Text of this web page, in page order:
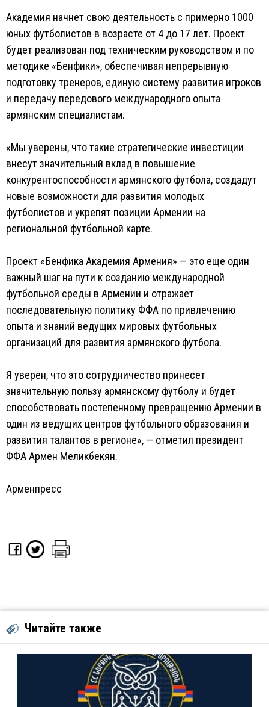
Академия начнет свою деятельность с примерно 1000
юных футболистов в возрасте от 4 до 17 лет. Проект
будет реализован под техническим руководством и по
методике «Бенфики», обеспечивая непрерывную
подготовку тренеров, единую систему развития игроков
и передачу передового международного опыта
армянским специалистам.
«Мы уверены, что такие стратегические инвестиции
внесут значительный вклад в повышение
конкурентоспособности армянского футбола, создадут
новые возможности для развития молодых
футболистов и укрепят позиции Армении на
региональной футбольной карте.
Проект «Бенфика Академия Армения» — это еще один
важный шаг на пути к созданию международной
футбольной среды в Армении и отражает
последовательную политику ФФА по привлечению
опыта и знаний ведущих мировых футбольных
организаций для развития армянского футбола.
Я уверен, что это сотрудничество принесет
значительную пользу армянскому футболу и будет
способствовать постепенному превращению Армении в
один из ведущих центров футбольного образования и
развития талантов в регионе», — отметил президент
ФФА Армен Меликбекян.
Арменпресс
Читайте также